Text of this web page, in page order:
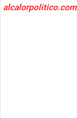
alcalorpolitico.com